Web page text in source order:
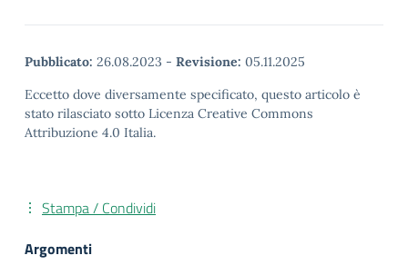
Pubblicato: 26.08.2023 - Revisione: 05.11.2025
Eccetto dove diversamente specificato, questo articolo è
stato rilasciato sotto Licenza Creative Commons
Attribuzione 4.0 Italia.
Stampa / Condividi
Argomenti